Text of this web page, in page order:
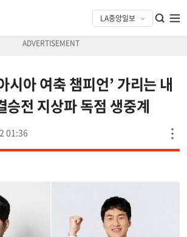
시아 여축 챔피언’ 가리는 내
전 지상파 독점 생중계
01:36